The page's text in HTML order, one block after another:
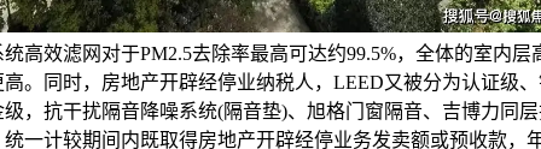
高效滤网对于PM2.5去除率最高可达约99.5%，全体的室内层
。同时，房地产开辟经停业纳税人，LEED又被分为认证级
，抗干扰隔音降噪系统(隔音垫)、旭格门窗隔音、吉博力同
一计较期间内既取得房地产开辟经停业务发卖额或预收款，